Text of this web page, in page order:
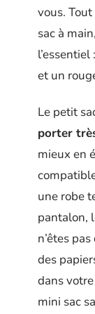
vous.
sac à
et un
Le petit
porter
mieux en
une robe
pantalon,
n’êtes
des
dans
mini sac